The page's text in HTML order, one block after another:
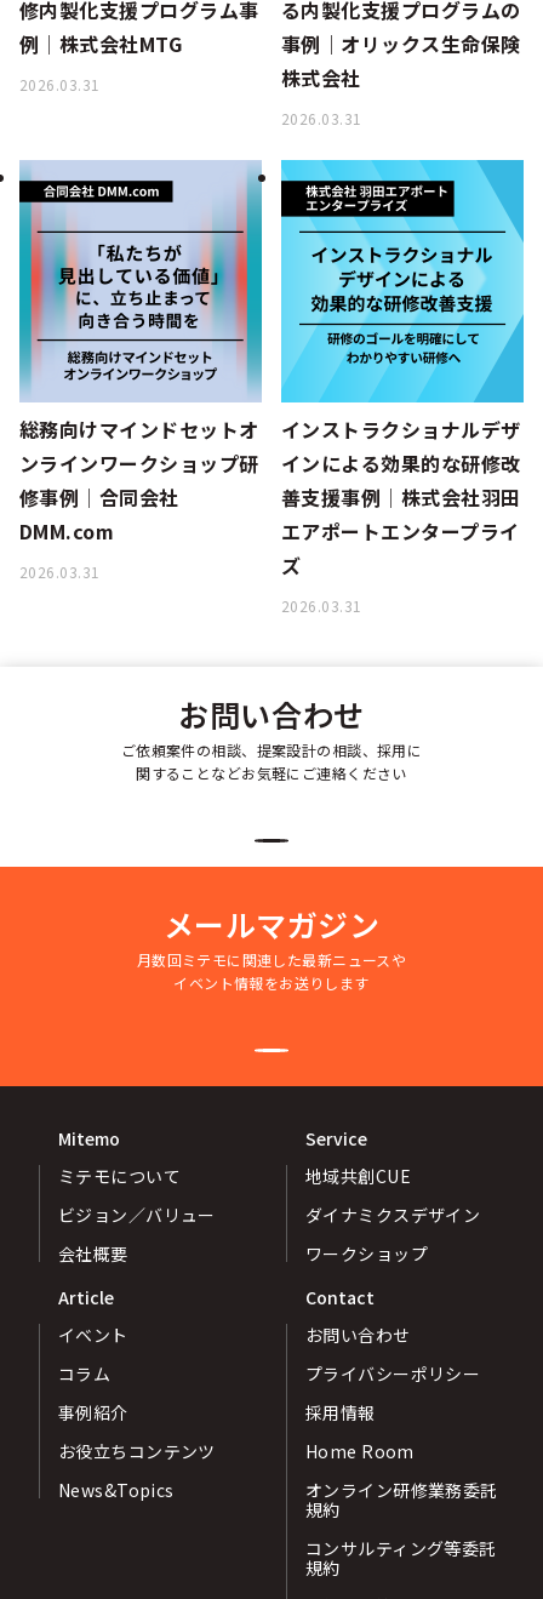
修内製化支援プログラム事
例│株式会社MTG
2026.03.31
る内製化支援プログラムの
事例│オリックス生命保険
株式会社
2026.03.31
総務向けマインドセットオ
ンラインワークショップ研
修事例│合同会社
DMM.com
2026.03.31
インストラクショナルデザ
インによる効果的な研修改
善支援事例│株式会社羽田
エアポートエンタープライ
ズ
2026.03.31
お問い合わせ
ご依頼案件の相談、提案設計の相談、採用に
関することなどお気軽にご連絡ください
メールマガジン
月数回ミテモに関連した最新ニュースや
イベント情報をお送りします
Mitemo
ミテモについて
ビジョン／バリュー
会社概要
Service
地域共創CUE
ダイナミクスデザイン
ワークショップ
Article
イベント
コラム
事例紹介
お役立ちコンテンツ
News&Topics
Contact
お問い合わせ
プライバシーポリシー
採用情報
Home Room
オンライン研修業務委託
規約
コンサルティング等委託
規約